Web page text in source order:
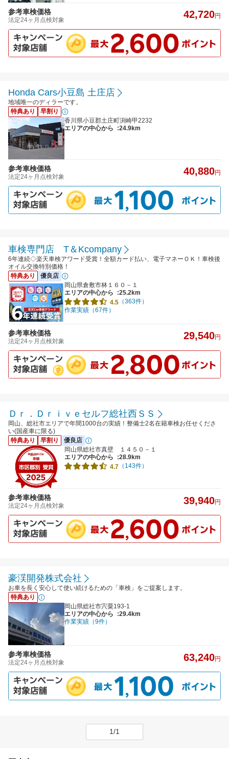
参考車検価格
法定24ヶ月点検対象 42,720円
Honda Cars小豆島 土庄店
地域唯一のディラーです。
特典あり
早割り
香川県小豆郡土庄町渕崎甲2232
エリアの中心から
:24.9km
参考車検価格
法定24ヶ月点検対象 40,880円
車検専門店 T＆Kcompany
6年連続◇楽天車検アワード受賞！全額カード払い、電子マネーＯＫ！車検後
オイル交換特別価格！
特典あり
優良店
岡山県倉敷市林１６０－１
エリアの中心から
:25.2km
4.5 （363件）
作業実績（67件）
参考車検価格
法定24ヶ月点検対象 29,540円
Ｄｒ．Ｄｒｉｖｅセルフ総社西ＳＳ
岡山、総社市エリアで年間1000台の実績！整備士2名在籍車検お任せくださ
い(国産車に限る)
特典あり
早割り
優良店
岡山県総社市真壁 １４５０－１
エリアの中心から
:28.9km
4.7 （143件）
参考車検価格
法定24ヶ月点検対象 39,940円
豪渓開発株式会社
お車を長く安心して使い続けるための「車検」をご提案します。
特典あり
岡山県総社市宍粟193-1
エリアの中心から
:29.4km
作業実績（9件）
参考車検価格
法定24ヶ月点検対象 63,240円
1/1